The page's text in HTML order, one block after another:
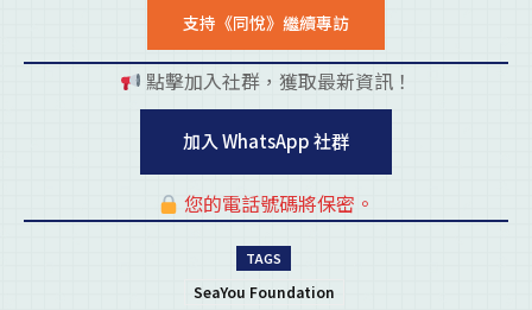
支持《同悅》繼續專訪
點擊加入社群，獲取最新資訊！
加入 WhatsApp 社群
您的電話號碼將保密。
TAGS
SeaYou Foundation